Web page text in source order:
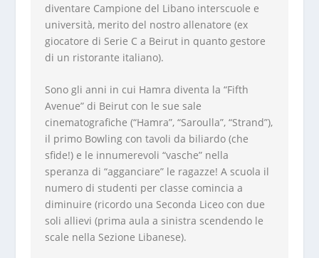
diventare Campione del Libano interscuole e
università, merito del nostro allenatore (ex
giocatore di Serie C a Beirut in quanto gestore
di un ristorante italiano).
Sono gli anni in cui Hamra diventa la “Fifth
Avenue” di Beirut con le sue sale
cinematografiche (“Hamra”, “Saroulla”, “Strand”),
il primo Bowling con tavoli da biliardo (che
sfide!) e le innumerevoli “vasche” nella
speranza di “agganciare” le ragazze! A scuola il
numero di studenti per classe comincia a
diminuire (ricordo una Seconda Liceo con due
soli allievi (prima aula a sinistra scendendo le
scale nella Sezione Libanese).